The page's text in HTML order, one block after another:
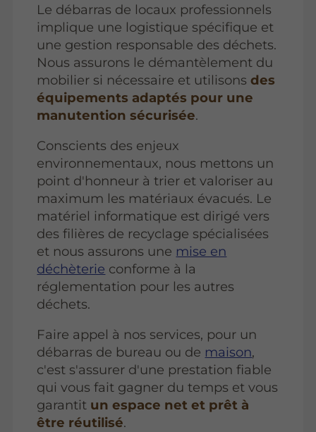
Le débarras de locaux professionnels
implique une logistique spécifique et
une gestion responsable des déchets.
Nous assurons le démantèlement du
mobilier si nécessaire et utilisonsdes
équipements adaptés pour une
manutention sécurisée.
Conscients des enjeux
environnementaux, nous mettons un
point d'honneur à trier et valoriser au
maximum les matériaux évacués. Le
matériel informatique est dirigé vers
des filières de recyclage spécialisées
et nous assurons une mise en
déchèterie conforme à la
réglementation pour les autres
déchets.
Faire appel à nos services, pour un
débarras de bureau ou de maison,
c'est s'assurer d'une prestation fiable
qui vous fait gagner du temps et vous
garantit un espace net et prêt à
être réutilisé.